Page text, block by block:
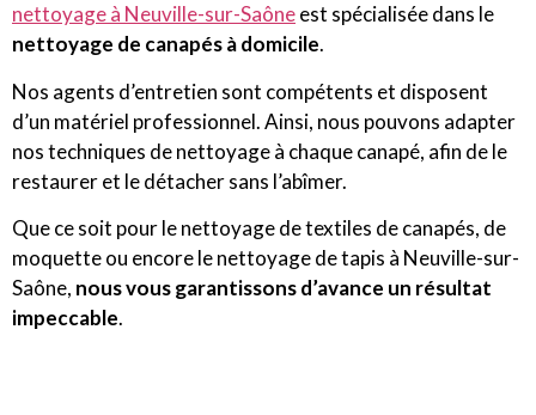
nettoyage à Neuville-sur-Saôneest spécialisée dans le
nettoyage de canapés à domicile.
Nos agents d’entretien sont compétents et disposent
d’un matériel professionnel. Ainsi, nous pouvons adapter
nos techniques de nettoyage à chaque canapé, afin de le
restaurer et le détacher sans l’abîmer.
Que ce soit pour le nettoyage de textiles de canapés, de
moquette ou encore le nettoyage de tapis à Neuville-sur-
Saône, nous vous garantissons d’avance un résultat
impeccable.